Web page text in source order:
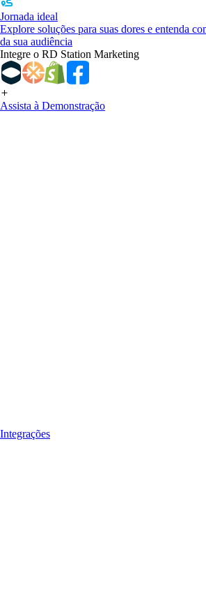
Jornada ideal
Explore soluções para suas dores e entenda
da sua audiência
Integre o RD Station Marketing
Assista à Demonstração
Integrações